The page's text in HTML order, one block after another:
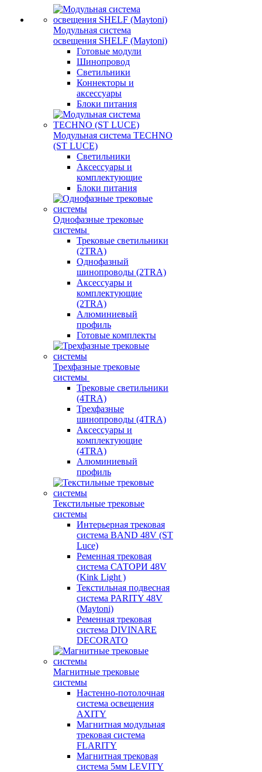
Модульная система
освещения SHELF (Maytoni)
Готовые модули
Шинопровод
Светильники
Коннекторы и
аксессуары
Блоки питания
Модульная система TECHNO
(ST LUCE)
Светильники
Аксессуары и
комплектующие
Блоки питания
Однофазные трековые
системы
Трековые светильники
(2TRA)
Однофазный
шинопроводы (2TRA)
Аксессуары и
комплектующие
(2TRA)
Алюминиевый
профиль
Готовые комплекты
Трехфазные трековые
системы
Трековые светильники
(4TRA)
Трехфазные
шинопроводы (4TRA)
Аксессуары и
комплектующие
(4TRA)
Алюминиевый
профиль
Текстильные трековые
системы
Интерьерная трековая
система BAND 48V (ST
Luce)
Ременная трековая
система САТОРИ 48V
(Kink Light )
Текстильная подвесная
система PARITY 48V
(Maytoni)
Ременная трековая
система DIVINARE
DECORATO
Магнитные трековые
системы
Настенно-потолочная
система освещения
AXITY
Магнитная модульная
трековая система
FLARITY
Магнитная трековая
система 5мм LEVITY